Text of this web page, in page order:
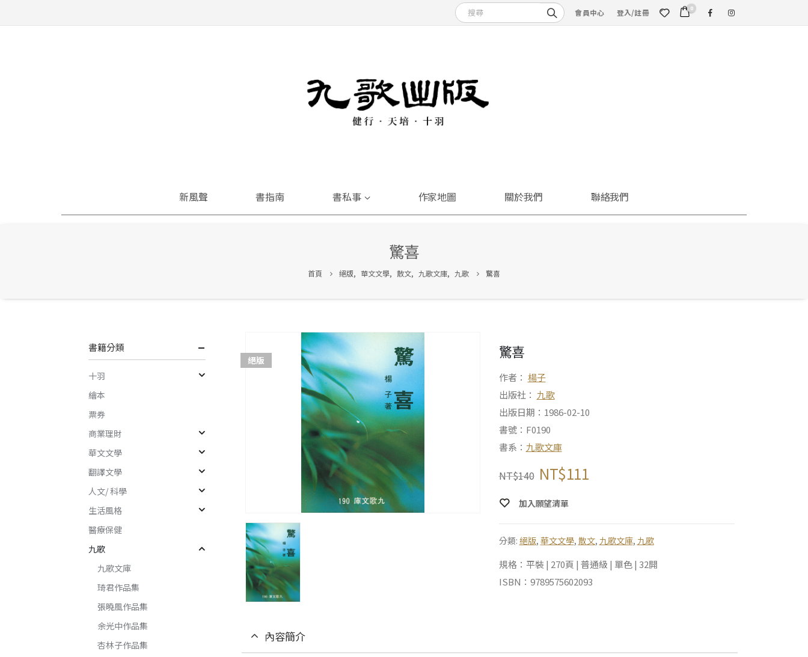
會員中心 登入/註冊 0
新風聲 書指南 書私事 作家地圖 關於我們 聯絡我們
驚喜
首頁 絕版, 華文文學, 散文, 九歌文庫, 九歌 驚喜
絕版 驚喜
作者： 楊子
出版社： 九歌
出版日期：1986-02-10
書號：F0190
書系： 九歌文庫
NT$140 NT$111
加入願望清單
分類: 絕版, 華文文學, 散文, 九歌文庫, 九歌
規格：平裝 | 270頁 | 普通級 | 單色 | 32開
ISBN：9789575602093
內容簡介
書籍分類
十羽
繪本
票券
商業理財
華文文學
翻譯文學
人文/ 科學
生活風格
醫療保健
九歌
九歌文庫
琦君作品集
張曉風作品集
余光中作品集
杏林子作品集